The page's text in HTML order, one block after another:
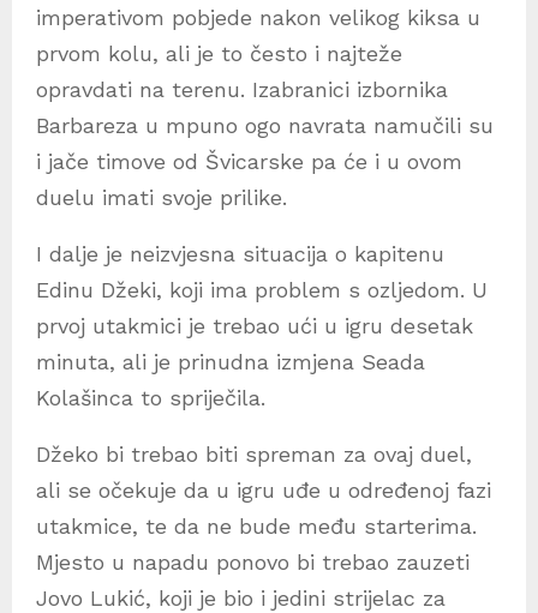
imperativom pobjede nakon velikog kiksa u
prvom kolu, ali je to često i najteže
opravdati na terenu. Izabranici izbornika
Barbareza u mpuno ogo navrata namučili su
i jače timove od Švicarske pa će i u ovom
duelu imati svoje prilike.
I dalje je neizvjesna situacija o kapitenu
Edinu Džeki, koji ima problem s ozljedom. U
prvoj utakmici je trebao ući u igru desetak
minuta, ali je prinudna izmjena Seada
Kolašinca to spriječila.
Džeko bi trebao biti spreman za ovaj duel,
ali se očekuje da u igru uđe u određenoj fazi
utakmice, te da ne bude među starterima.
Mjesto u napadu ponovo bi trebao zauzeti
Jovo Lukić, koji je bio i jedini strijelac za